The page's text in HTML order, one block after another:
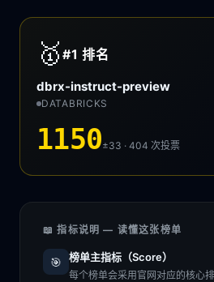
🥇 #1排名
dbrx-instruct-preview
DATABRICKS
1150±33 · 404次投票
📖 指标说明 — 读懂这张榜单
🎯 榜单主指标（Score）
每个榜单会采用官网对应的核心